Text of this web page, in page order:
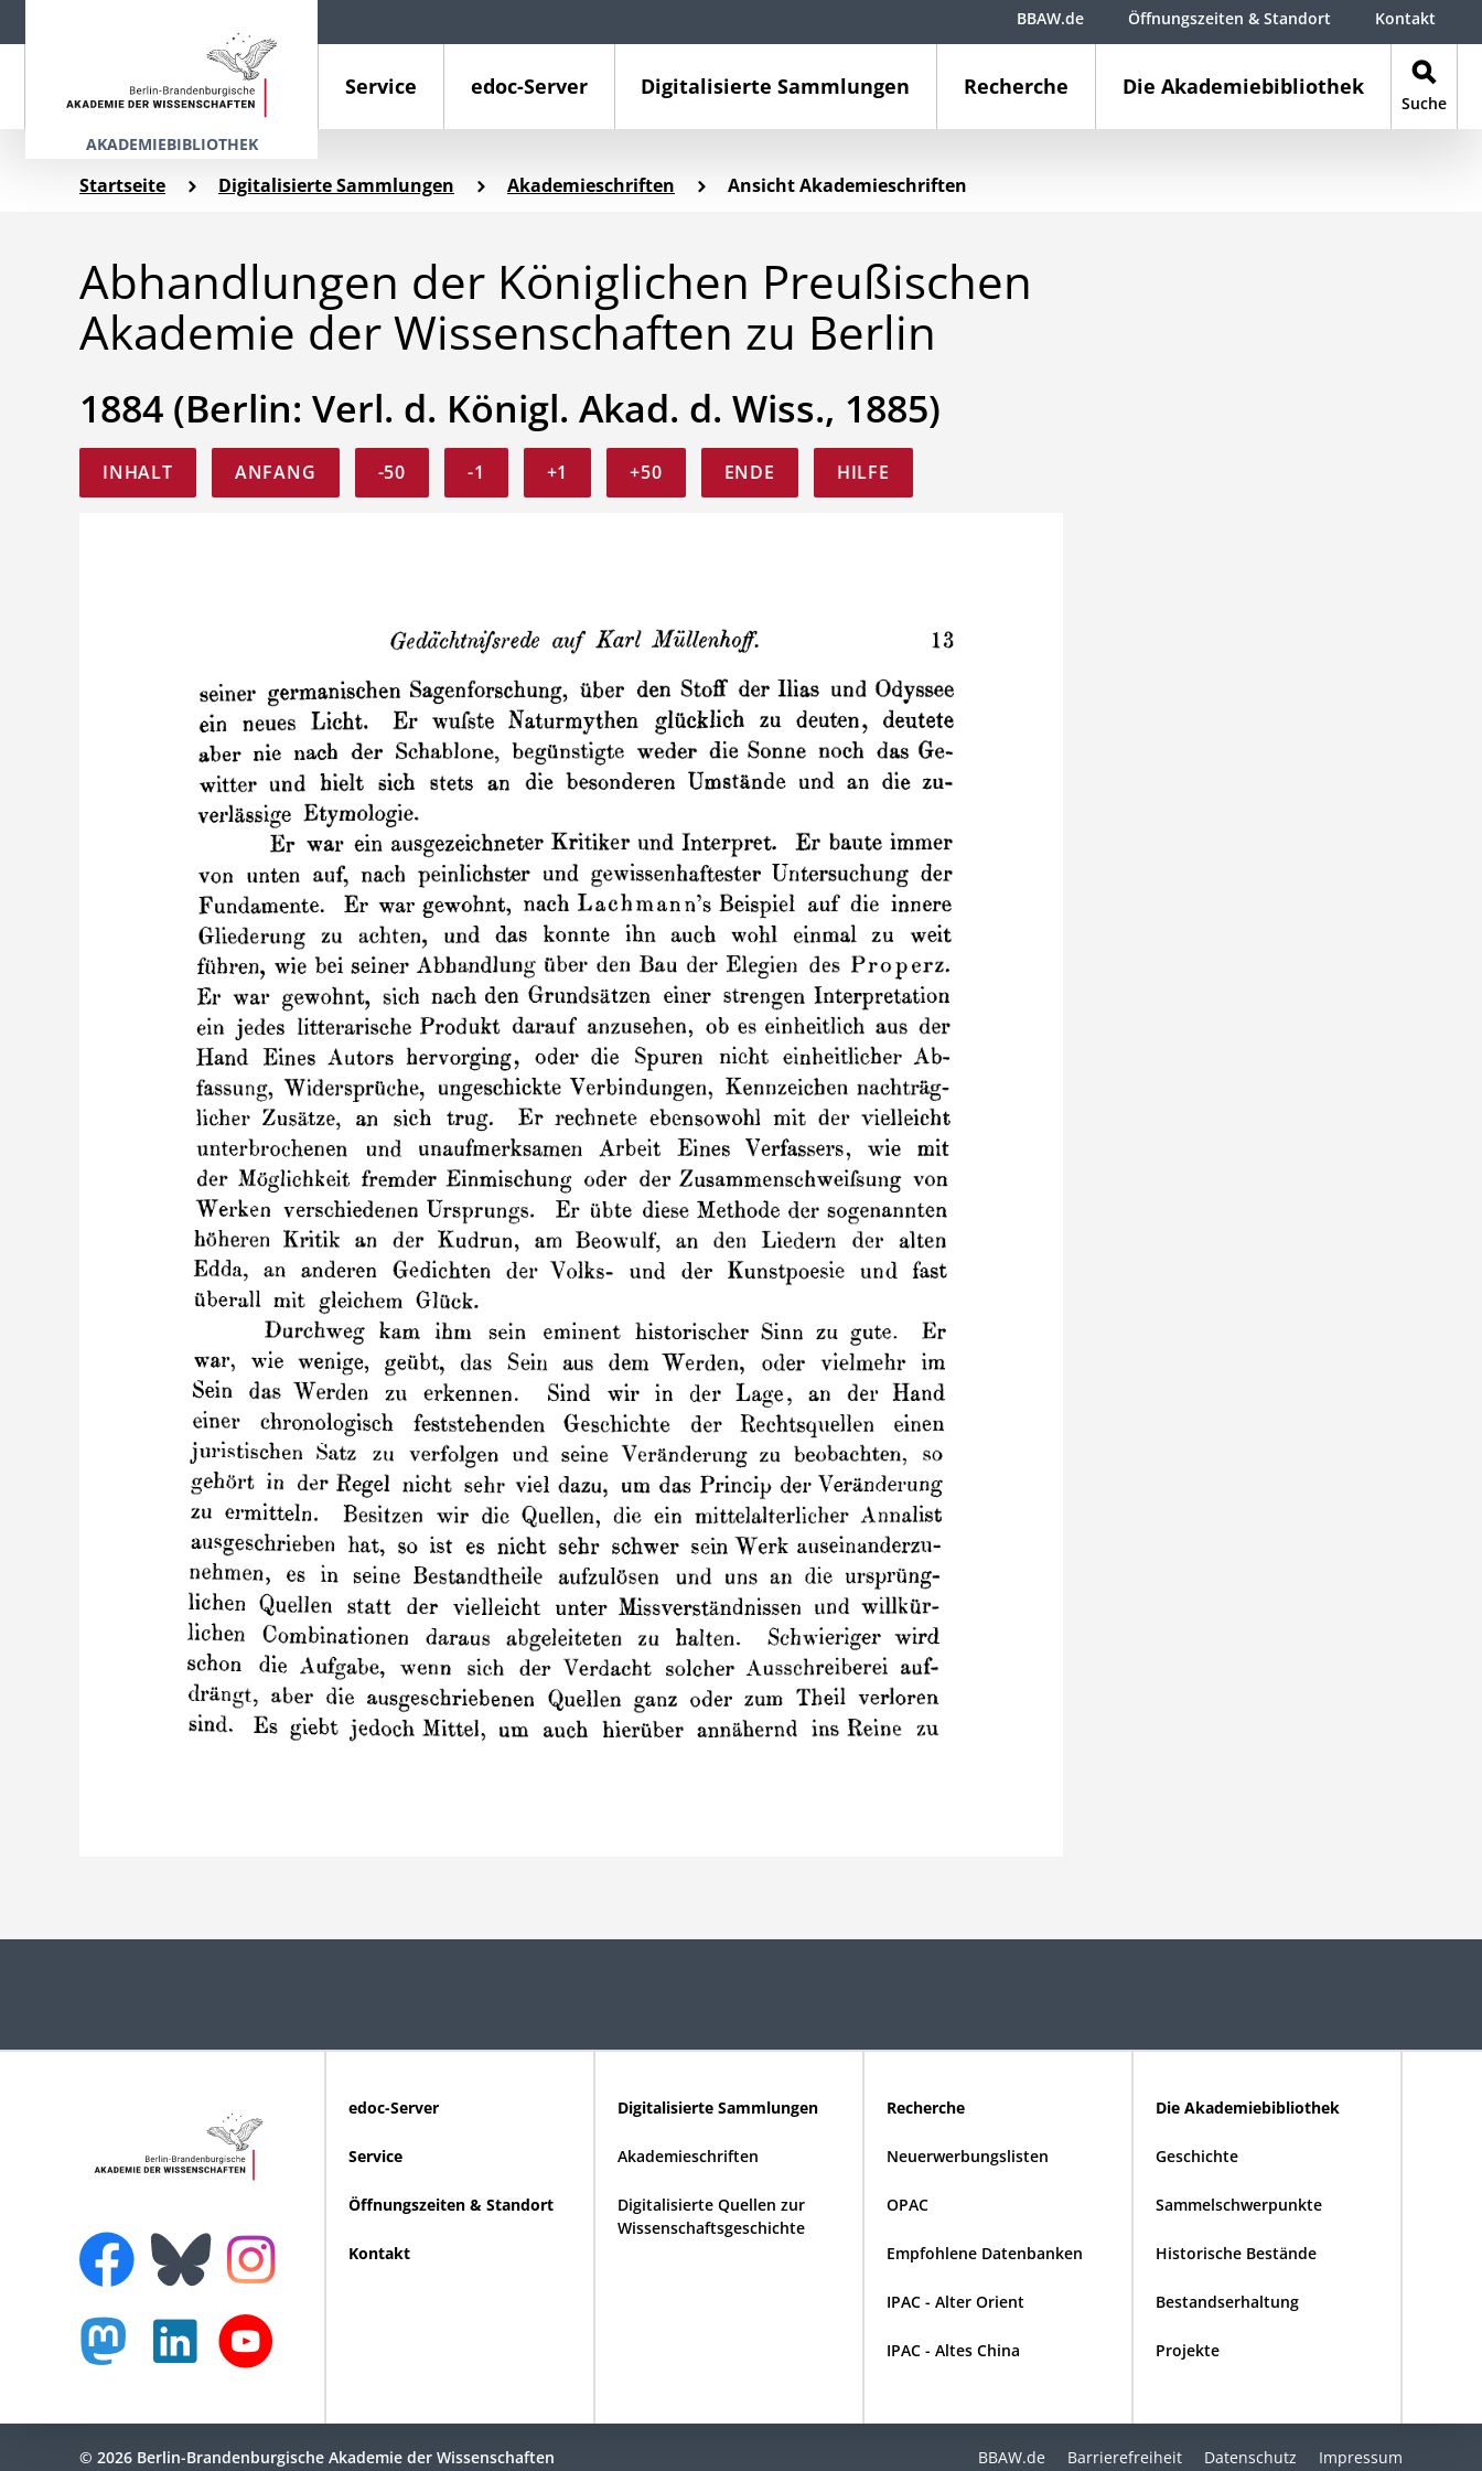
AKADEMIEBIBLIOTHEK
Service edoc-Server Digitalisierte Sammlungen Recherche Die Akademiebibliothek
Suche
BBAW.de Öffnungszeiten & Standort Kontakt
Startseite Digitalisierte Sammlungen Akademieschriften Ansicht Akademieschriften
Abhandlungen der Königlichen Preußischen
Akademie der Wissenschaften zu Berlin
1884 (Berlin: Verl. d. Königl. Akad. d. Wiss., 1885)
INHALT ANFANG -50 -1 +1 +50 ENDE HILFE
edoc-Server
Service
Öffnungszeiten & Standort
Kontakt
Digitalisierte Sammlungen
Akademieschriften
Digitalisierte Quellen zur
Wissenschaftsgeschichte
Recherche
Neuerwerbungslisten
OPAC
Empfohlene Datenbanken
IPAC - Alter Orient
IPAC - Altes China
Die Akademiebibliothek
Geschichte
Sammelschwerpunkte
Historische Bestände
Bestandserhaltung
Projekte
BBAW.de Barrierefreiheit Datenschutz Impressum
© 2026 Berlin-Brandenburgische Akademie der Wissenschaften